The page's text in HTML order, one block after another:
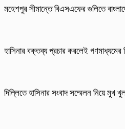
মহেশপুর সীমান্তে বিএসএফের গুলিতে
হাসিনার বক্তব্য প্রচার করলেই গণমাধ্যমের
দিল্লিতে হাসিনার সংবাদ সম্মেলন নিয়ে মুখ